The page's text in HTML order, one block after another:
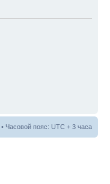
• Часовой пояс: UTC + 3 часа